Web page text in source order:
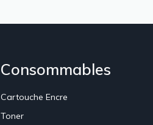
Consommables
Cartouche Encre
Toner